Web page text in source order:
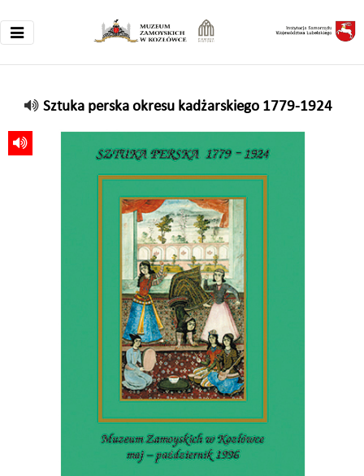
Sztuka perska okresu kadżarskiego 1779-1924